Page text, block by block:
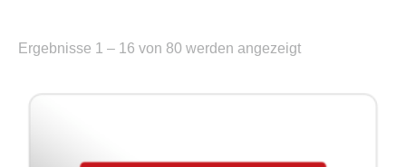
Ergebnisse 1 – 16 von 80 werden angezeigt